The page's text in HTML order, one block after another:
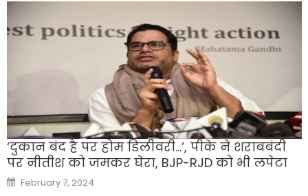
‘दुकान बंद है पर होम डिलीवरी…’, पीके ने शराबबंदी
पर नीतीश को जमकर घेरा, BJP-RJD को भी लपेटा
Posted
on
February 7, 2024